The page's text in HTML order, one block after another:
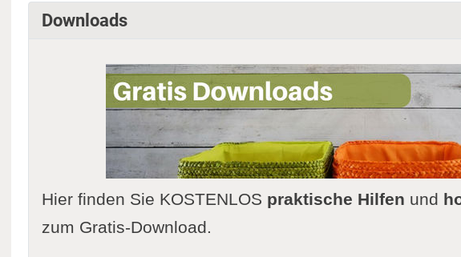
Downloads
Hier finden Sie KOSTENLOS praktische Hilfen und
zum Gratis-Download.